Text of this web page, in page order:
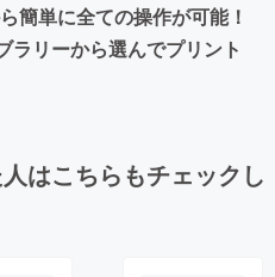
簡単に全ての操作が可能！
ラリーから選んでプリント
はこちらもチェックし